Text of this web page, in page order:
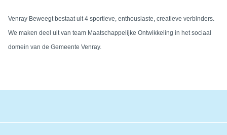
Venray Beweegt bestaat uit 4 sportieve, enthousiaste, creatieve verbinders.
We maken deel uit van team Maatschappelijke Ontwikkeling in het sociaal
domein van de Gemeente Venray.